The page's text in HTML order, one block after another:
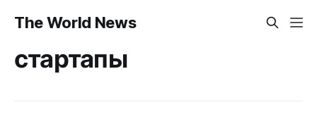
The World News
стартапы